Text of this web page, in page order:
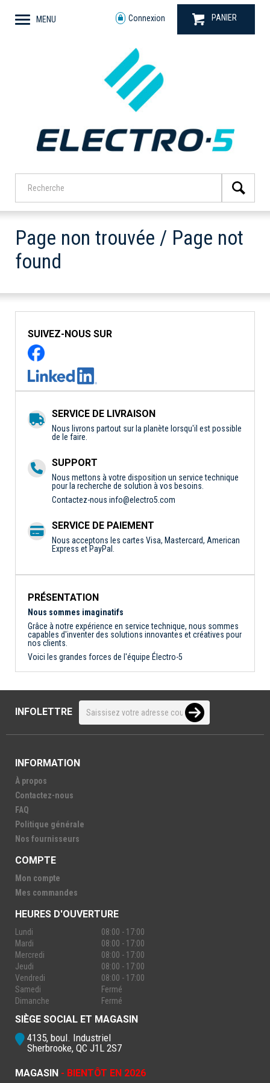
MENU Connexion PANIER
Page non trouvée / Page not
found
SUIVEZ-NOUS SUR
SERVICE DE LIVRAISON
Nous livrons partout sur la planète lorsqu'il est possible
de le faire.
SUPPORT
Nous mettons à votre disposition un service technique
pour la recherche de solution à vos besoins.
Contactez-nous info@electro5.com
SERVICE DE PAIEMENT
Nous acceptons les cartes Visa, Mastercard, American
Express et PayPal.
PRÉSENTATION
Nous sommes imaginatifs
Grâce à notre expérience en service technique, nous sommes
capables d'inventer des solutions innovantes et créatives pour
nos clients.
Voici les grandes forces de l'équipe Électro-5
INFOLETTRE
INFORMATION
À propos
Contactez-nous
FAQ
Politique générale
Nos fournisseurs
COMPTE
Mon compte
Mes commandes
HEURES D'OUVERTURE
Lundi
08:00 - 17:00
Mardi
08:00 - 17:00
Mercredi
08:00 - 17:00
Jeudi
08:00 - 17:00
Vendredi
08:00 - 17:00
Samedi
Fermé
Dimanche
Fermé
SIÈGE SOCIAL ET MAGASIN
4135, boul. Industriel
Sherbrooke, QC J1L 2S7
MAGASIN - BIENTÔT EN 2026